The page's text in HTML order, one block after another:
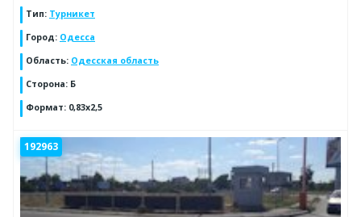
Тип: Турникет
Город: Одесса
Область: Одесская область
Сторона: Б
Формат: 0,83х2,5
192963